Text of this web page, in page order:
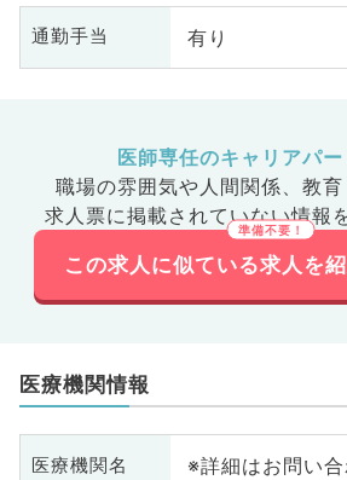
通勤手当 有り
医師専任のキャリアパ
職場の雰囲気や人間関係、 教
求人票に掲載されていない情報
この求人に似ている求人を
医療機関情報
医療機関名 ※詳細はお問い